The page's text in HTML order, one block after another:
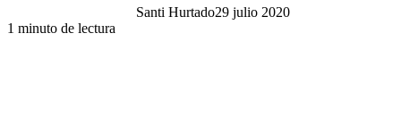
Santi Hurtado29 julio 2020
1 minuto de lectura